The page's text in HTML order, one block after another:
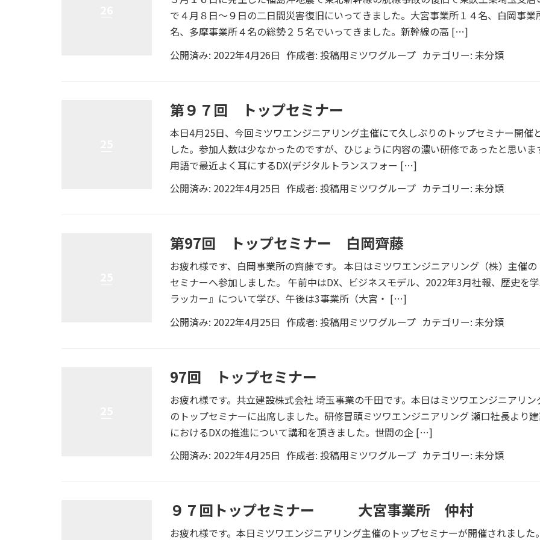
で４月８日～９日の二日間災害復旧にいってきました。大宮事業所１４名、白岡事業
名、多摩事業所４名の総勢２５名でいってきました。新幹線の高 […]
公開済み: 2022年4月26日 作成者: 投稿用ミツワグループ カテゴリー: 未分類
第９７回 トップセミナー
本日4月25日、今回ミツワエンジニアリング主催にて久しぶりのトップセミナー開催
した。参加人数は少なかったのですが、ひじょうに内容の濃い研修であったと思いま
用語で最近よく耳にするDX(デジタルトランスフォー […]
公開済み: 2022年4月25日 作成者: 投稿用ミツワグループ カテゴリー: 未分類
第97回 トップセミナー 白岡齊藤
お疲れ様です、白岡事業所の齊藤です。 本日はミツワエンジニアリング（株）主催
セミナーへ参加しました。 午前中はDX、ビジネスモデル、2022年3月社報、歴史を
ラッカー』について学び、午後は3事業所（大宮・ […]
公開済み: 2022年4月25日 作成者: 投稿用ミツワグループ カテゴリー: 未分類
97回 トップセミナー
お疲れ様です。共立建設株式会社 埼玉事業の千田です。本日はミツワエンジニアリン
のトップセミナーに出席しました。研修冒頭ミツワエンジニアリング 瀬口社長より
におけるDXの推進について講和を頂きました。世間の企 […]
公開済み: 2022年4月25日 作成者: 投稿用ミツワグループ カテゴリー: 未分類
９７回トップセミナー 大宮事業所 仲村
お疲れ様です。本日ミツワエンジニアリング主催のトップセミナーが開催されました